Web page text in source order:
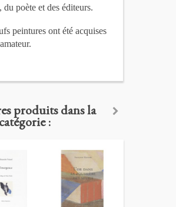
du poète et des éditeurs.
peintures ont été acquises
produits dans la
: